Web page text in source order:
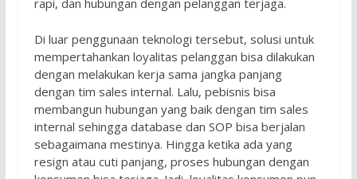
rapi, dan hubungan dengan pelanggan terjaga.
Di luar penggunaan teknologi tersebut, solusi untuk
mempertahankan loyalitas pelanggan bisa dilakukan
dengan melakukan kerja sama jangka panjang
dengan tim sales internal. Lalu, pebisnis bisa
membangun hubungan yang baik dengan tim sales
internal sehingga database dan SOP bisa berjalan
sebagaimana mestinya. Hingga ketika ada yang
resign atau cuti panjang, proses hubungan dengan